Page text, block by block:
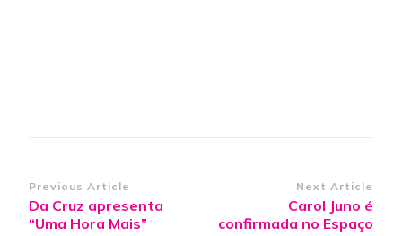
Post
Navigation
Previous Article
Da Cruz apresenta
“Uma Hora Mais”
Next Article
Carol Juno é
confirmada no Espaço